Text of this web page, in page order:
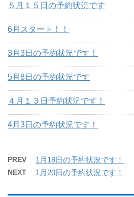
５月１５日の予約状況です
6月スタート！！
3月3日の予約状況です！
5月8日の予約状況です
４月１３日予約状況です！
4月3日の予約状況です！
PREV 1月18日の予約状況です！
NEXT 1月20日の予約状況です！